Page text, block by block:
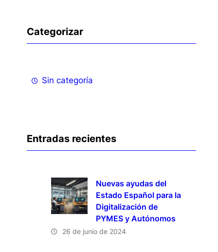
Categorizar
Sin categoría
Entradas recientes
Nuevas ayudas del
Estado Español para la
Digitalización de
PYMES y Autónomos
26 de junio de 2024